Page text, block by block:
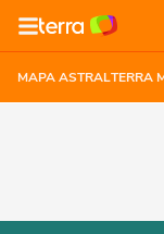
MAPA ASTRALTERRA